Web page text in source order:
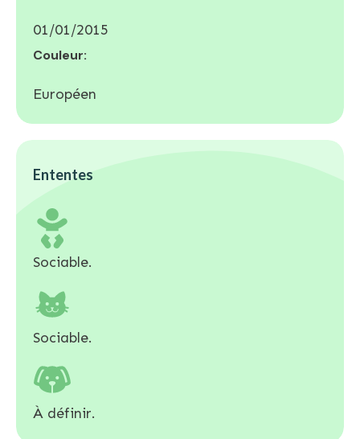
01/01/2015
Couleur:
Européen
Ententes
Sociable.
Sociable.
À définir.